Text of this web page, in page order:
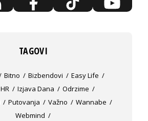
TAGOVI
Bitno Bizbendovi
Easy Life
HR Izjava Dana
Odrzime
Putovanja Važno
Wannabe
Webmind